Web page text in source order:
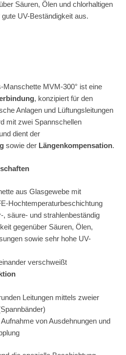
Säuren, Ölen und chlorhaltigen
UV-Beständigkeit aus.
Manschette MVM-300° ist eine
, konzipiert für den
Anlagen und Lüftungsleitungen
mit zwei Spannschellen
dient der
sowie der Längenkompensation.
aus Glasgewebe mit
Hochtemperaturbeschichtung
, säure- und strahlenbeständig
gegenüber Säuren, Ölen,
sowie sehr hohe UV-
verschweißt
Leitungen mittels zweier
von Ausdehnungen und